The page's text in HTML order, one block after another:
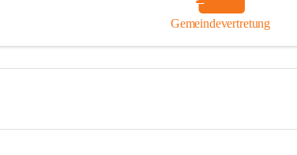
Gemeindevertretung